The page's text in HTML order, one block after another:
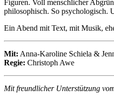
Figuren. Voll menschlicher
philosophisch. So psychologisch.
Ein Abend mit Text, mit Musik,
Mit: Anna-Karoline Schiela &
Regie: Christoph Awe
Mit freundlicher Unterstützung